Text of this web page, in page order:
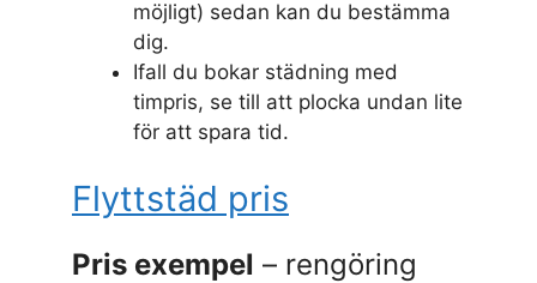
möjligt) sedan kan du bestämma
dig.
Ifall du bokar städning med
timpris, se till att plocka undan lite
för att spara tid.
Flyttstäd pris
Pris exempel – rengöring